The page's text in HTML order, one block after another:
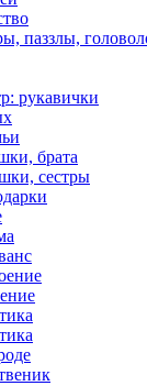
паззлы,
рукавички
брата
сестры